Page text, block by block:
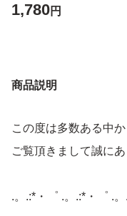
1,780円
商品説明
この度は多数ある中
ご覧頂きまして誠に
.。.:*・゜ .。.:*・゜ .